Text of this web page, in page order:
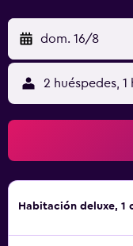
Estación de metro
Love Pier está a 8,5
Internacional de
dom. 16/8
2 huéspedes, 1
Habitación deluxe, 1